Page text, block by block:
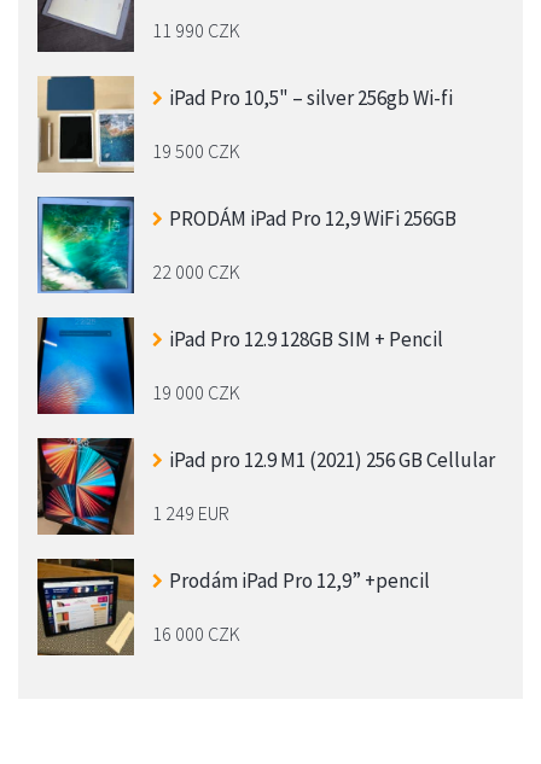
11 990 CZK
iPad Pro 10,5" – silver 256gb Wi-fi
19 500 CZK
PRODÁM iPad Pro 12,9 WiFi 256GB
22 000 CZK
iPad Pro 12.9 128GB SIM + Pencil
19 000 CZK
iPad pro 12.9 M1 (2021) 256 GB Cellular
1 249 EUR
Prodám iPad Pro 12,9” +pencil
16 000 CZK